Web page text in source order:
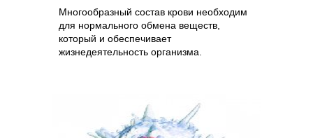
Многообразный состав крови необходим
для нормального обмена веществ,
который и обеспечивает
жизнедеятельность организма.